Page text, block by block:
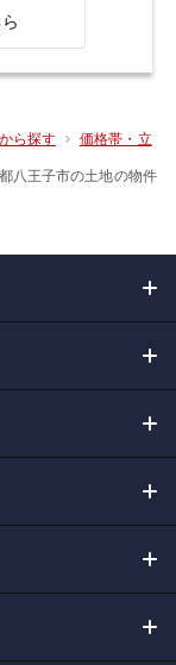
ら探す 価格帯・立
八王子市の土地の物件